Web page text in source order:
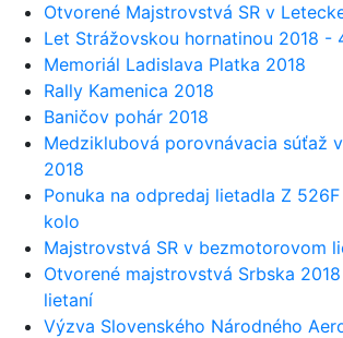
Otvorené Majstrovstvá SR v
Let Strážovskou hornatinou 2018 -
Memoriál Ladislava Platka 2018
Rally Kamenica 2018
Baničov pohár 2018
Medziklubová porovnávacia súťaž
2018
Ponuka na odpredaj lietadla Z
kolo
Majstrovstvá SR v bezmotorovom
Otvorené majstrovstvá Srbska
lietaní
Výzva Slovenského Národného